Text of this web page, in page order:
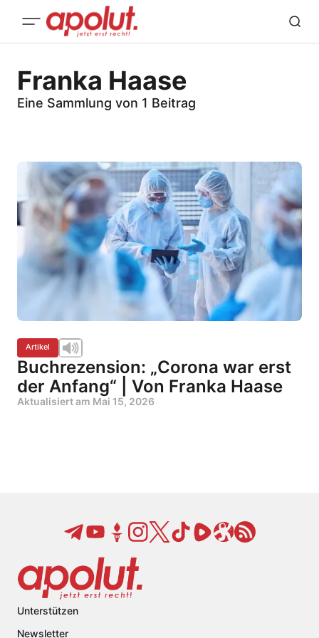
Franka Haase
Eine Sammlung von 1 Beitrag
Artikel
Buchrezension: „Corona war erst
der Anfang“ | Von Franka Haase
Aktualisiert am Mai 15, 2026
Unterstützen
Newsletter